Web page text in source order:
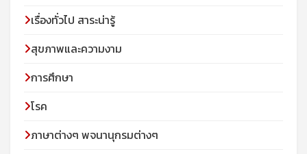
เรื่องทั่วไป สาระน่ารู้
สุขภาพและความงาม
การศึกษา
โรค
ภาษาต่างๆ พจนานุกรมต่างๆ